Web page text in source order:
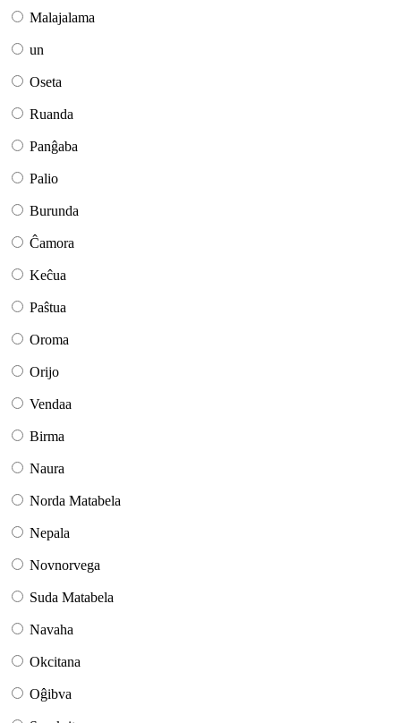
Malajalama
un
Oseta
Ruanda
Panĝaba
Palio
Burunda
Ĉamora
Keĉua
Paŝtua
Oroma
Orijo
Vendaa
Birma
Naura
Norda Matabela
Nepala
Novnorvega
Suda Matabela
Navaha
Okcitana
Oĝibva